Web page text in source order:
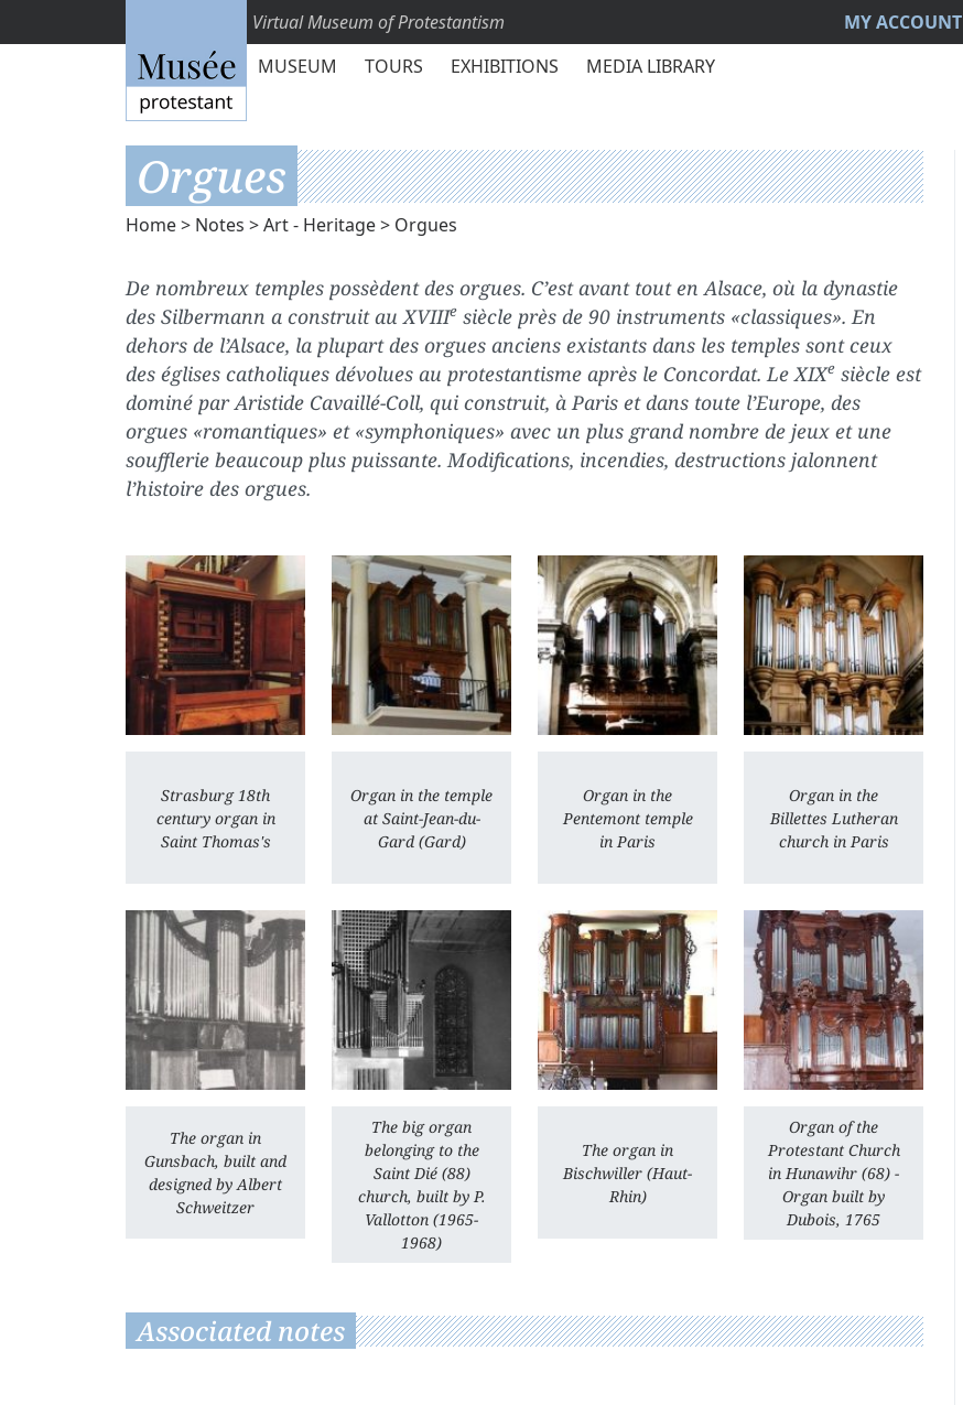
Virtual Museum of Protestantism MY ACCOUNT
MUSEUM
TOURS EXHIBITIONS MEDIA LIBRARY
Orgues
Home> Notes >Art - Heritage> Orgues
De nombreux temples possèdent des orgues. C’est avant tout en Alsace, où la dynastie
des Silbermann a construit au XVIIIe siècle près de 90 instruments «classiques». En
dehors de l’Alsace, la plupart des orgues anciens existants dans les temples sont ceux
des églises catholiques dévolues au protestantisme après le Concordat. Le XIXe siècle est
dominé par Aristide Cavaillé-Coll, qui construit, à Paris et dans toute l’Europe, des
orgues «romantiques» et «symphoniques» avec un plus grand nombre de jeux et une
soufflerie beaucoup plus puissante. Modifications, incendies, destructions jalonnent
l’histoire des orgues.
Strasburg 18th
century organ in
Saint Thomas's
Organ in the temple
at Saint-Jean-du-
Gard (Gard)
Organ in the
Pentemont temple
in Paris
Organ in the
Billettes Lutheran
church in Paris
The organ in
Gunsbach, built and
designed by Albert
Schweitzer
The big organ
belonging to the
Saint Dié (88)
church, built by P.
Vallotton (1965-
1968)
The organ in
Bischwiller (Haut-
Rhin)
Organ of the
Protestant Church
in Hunawihr (68) -
Organ built by
Dubois, 1765
Associated notes